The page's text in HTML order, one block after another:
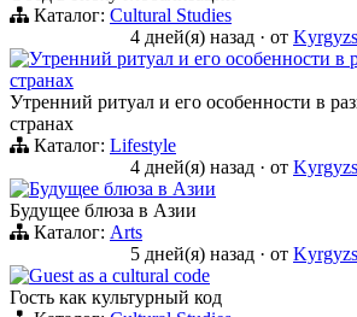
Каталог: Cultural Studies
4 дней(я) назад · от
Утренний ритуал и его особенности в
странах
Утренний ритуал и его особенности в
странах
Каталог: Lifestyle
4 дней(я) назад · от
Будущее блюза в Азии
Будущее блюза в Азии
Каталог: Arts
5 дней(я) назад · от
Guest as a cultural code
Гость как культурный код